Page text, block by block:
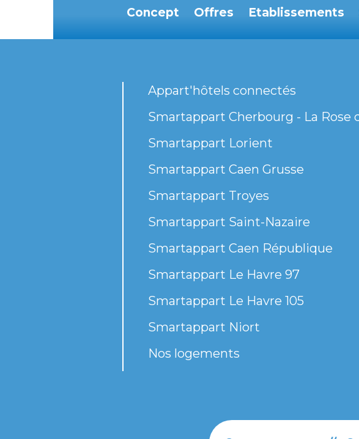
Concept Offres Etablissements
Appart'hôtels connectés
Smartappart Cherbourg - La Rose
Smartappart Lorient
Smartappart Caen Grusse
Smartappart Troyes
Smartappart Saint-Nazaire
Smartappart Caen République
Smartappart Le Havre 97
Smartappart Le Havre 105
Smartappart Niort
Nos logements